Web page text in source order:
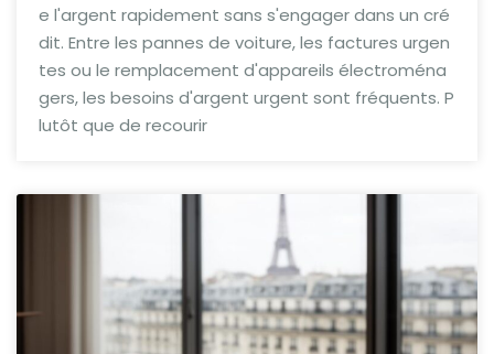
e l'argent rapidement sans s'engager dans un cré
dit. Entre les pannes de voiture, les factures urgen
tes ou le remplacement d'appareils électroména
gers, les besoins d'argent urgent sont fréquents. P
lutôt que de recourir